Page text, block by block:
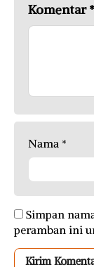
Komentar*
Nama *
Simpan
peramban ini